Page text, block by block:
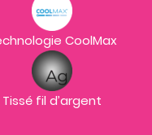
CoolMax
Tissé fil d’argent